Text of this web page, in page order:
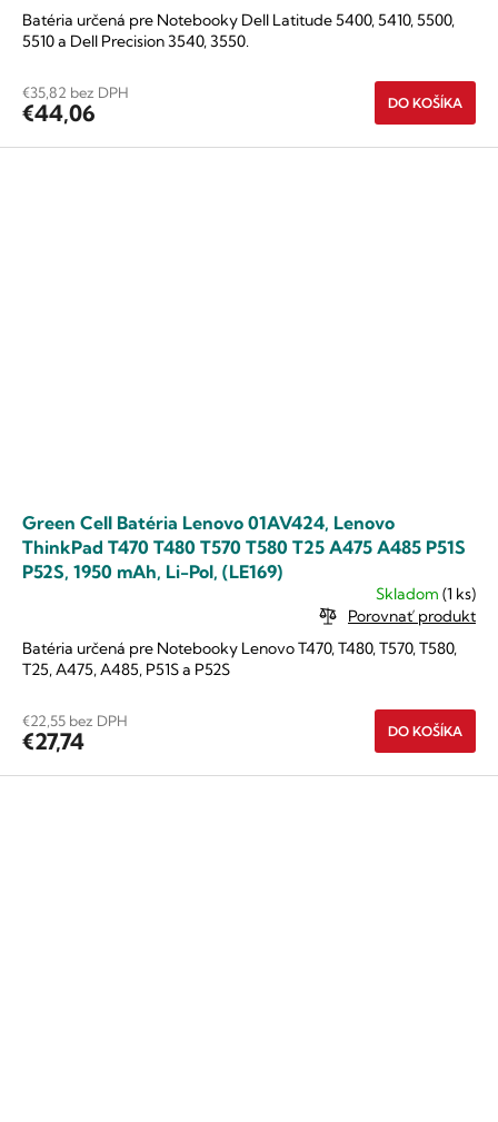
€35,82 bez DPH
€44,06 DO KOŠÍKA
Batéria určená pre Notebooky Dell Latitude 5400, 5410, 5500,
5510 a Dell Precision 3540, 3550.
Green Cell Batéria Lenovo 01AV424, Lenovo
ThinkPad T470 T480 T570 T580 T25 A475 A485 P51S
P52S, 1950 mAh, Li-Pol, (LE169)
Skladom (1 ks)
Porovnať produkt
€22,55 bez DPH
€27,74 DO KOŠÍKA
Batéria určená pre Notebooky Lenovo T470, T480, T570, T580,
T25, A475, A485, P51S a P52S